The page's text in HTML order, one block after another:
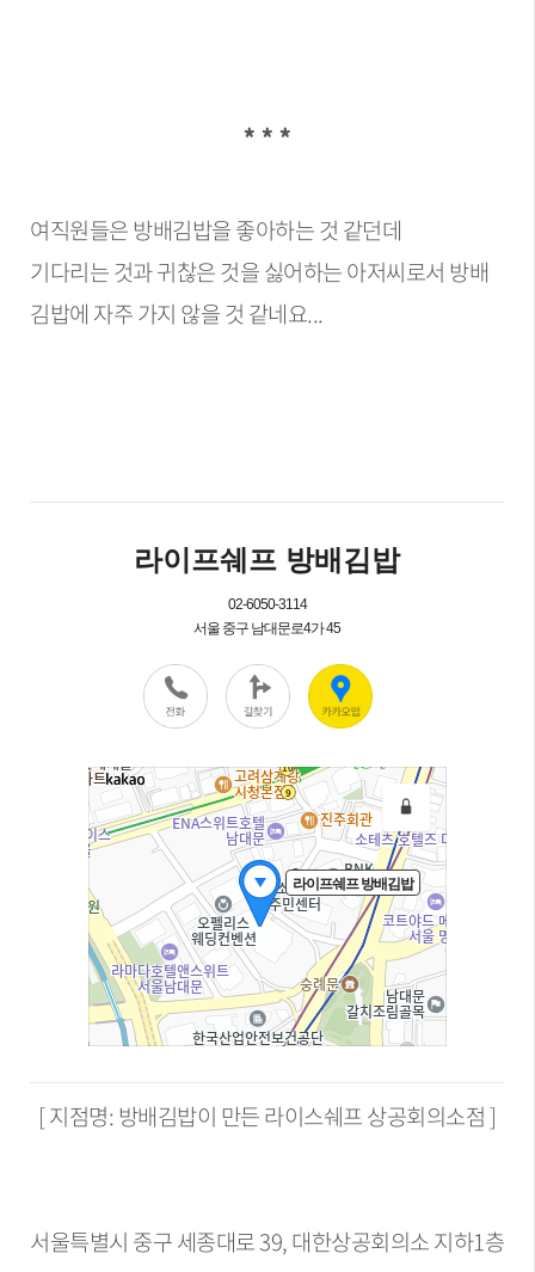
* * *
여직원들은 방배김밥을 좋아하는 것 같던데
기다리는 것과 귀찮은 것을 싫어하는 아저씨로서 방배
김밥에 자주 가지 않을 것 같네요...
[ 지점명: 방배김밥이 만든 라이스쉐프 상공회의소점 ]
서울특별시 중구 세종대로 39, 대한상공회의소 지하1층